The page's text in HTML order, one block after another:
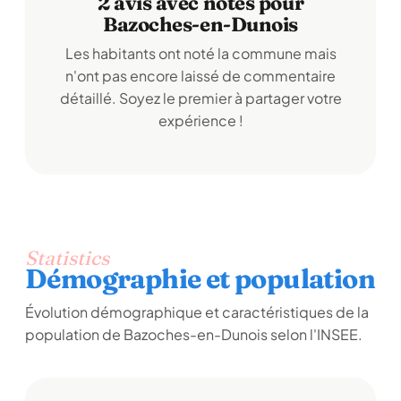
Bazoches-en-Dunois
Les habitants ont noté la commune mais
n'ont pas encore laissé de commentaire
détaillé. Soyez le premier à partager votre
expérience !
Statistics
Démographie et population
Évolution démographique et caractéristiques de la
population de Bazoches-en-Dunois selon l'INSEE.